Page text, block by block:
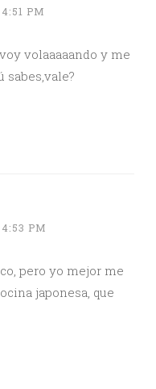
PM
volaaaaando y me
sabes,vale?
4:53 PM
pero yo mejor me
japonesa, que